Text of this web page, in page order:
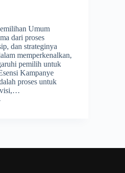
Umum
dari proses
dan strateginya
memperkenalkan,
pemilih untuk
Kampanye
proses untuk
visi,…